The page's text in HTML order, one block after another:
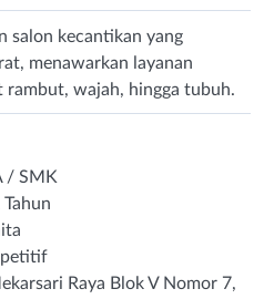
salon kecantikan yang
menawarkan layanan
wajah, hingga tubuh.
/ SMK
Raya Blok V Nomor 7,